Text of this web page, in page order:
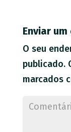
Enviar
O seu
publicado.
marcados